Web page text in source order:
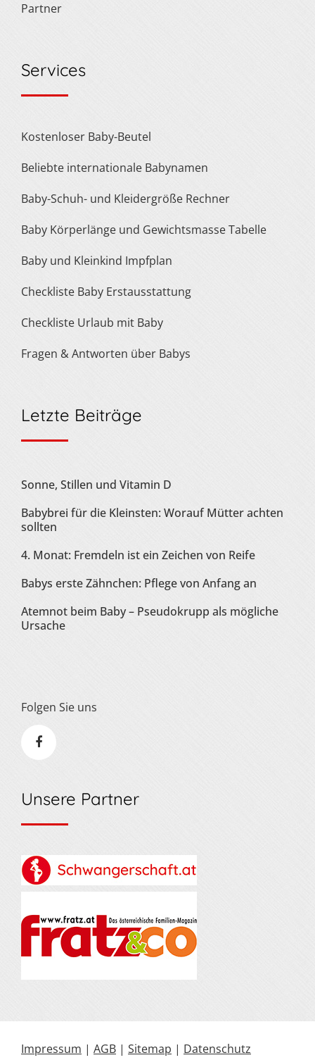
Partner
Services
Kostenloser Baby-Beutel
Beliebte internationale Babynamen
Baby-Schuh- und Kleidergröße Rechner
Baby Körperlänge und Gewichtsmasse Tabelle
Baby und Kleinkind Impfplan
Checkliste Baby Erstausstattung
Checkliste Urlaub mit Baby
Fragen & Antworten über Babys
Letzte Beiträge
Sonne, Stillen und Vitamin D
Babybrei für die Kleinsten: Worauf Mütter achten
sollten
4. Monat: Fremdeln ist ein Zeichen von Reife
Babys erste Zähnchen: Pflege von Anfang an
Atemnot beim Baby – Pseudokrupp als mögliche
Ursache
Folgen Sie uns
Unsere Partner
Impressum | AGB | Sitemap | Datenschutz